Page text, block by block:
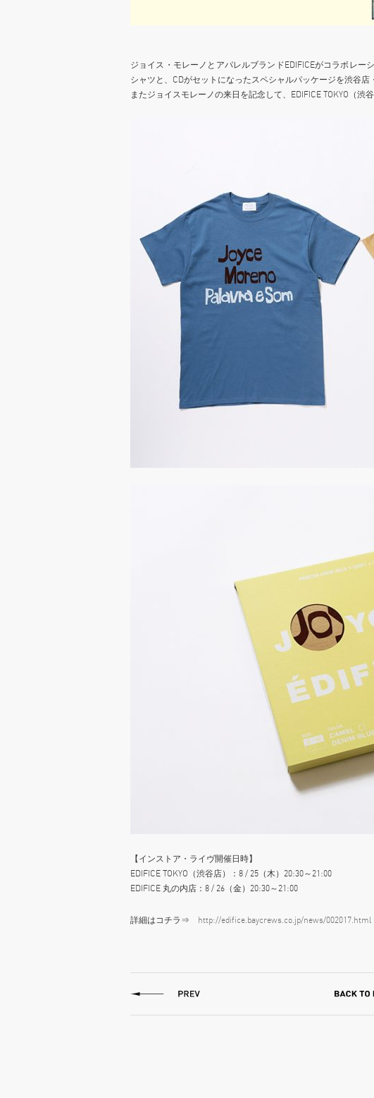
ジョイス・モレーノとアパレルブランドEDIFICEがコラボレ
シャツと、CDがセットになったスペシャルパッケージを渋谷店
またジョイスモレーノの来日を記念して、EDIFICE TOKYO（
【インストア・ライヴ開催日時】
EDIFICE TOKYO（渋谷店）：8 / 25（木）20:30～21:00
EDIFICE 丸の内店：8 / 26（金）20:30～21:00
詳細はコチラ⇒ http://edifice.baycrews.co.jp/news/002017.html